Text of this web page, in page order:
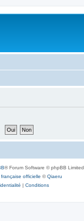
® Forum Software © phpBB Limited
officielle ©Qiaeru
| Conditions